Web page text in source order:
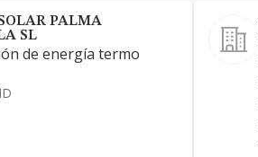
PALMA
SL
de energía termo